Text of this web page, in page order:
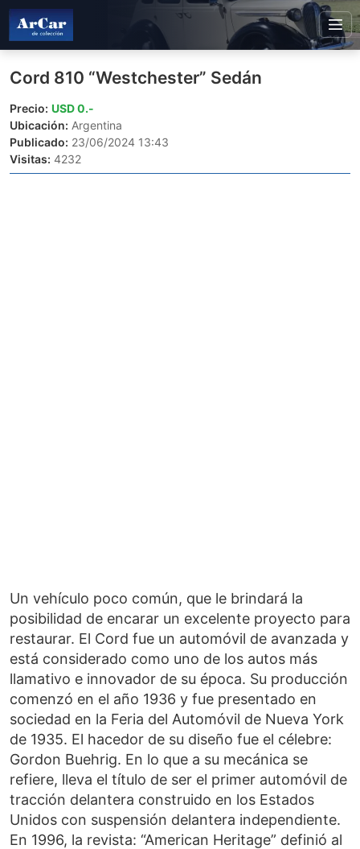
Cord 810 “Westchester” Sedán
Precio: USD 0.-
Ubicación: Argentina
Publicado: 23/06/2024 13:43
Visitas: 4232
Un vehículo poco común, que le brindará la
posibilidad de encarar un excelente proyecto para
restaurar. El Cord fue un automóvil de avanzada y
está considerado como uno de los autos más
llamativo e innovador de su época. Su producción
comenzó en el año 1936 y fue presentado en
sociedad en la Feria del Automóvil de Nueva York
de 1935. El hacedor de su diseño fue el célebre:
Gordon Buehrig. En lo que a su mecánica se
refiere, lleva el título de ser el primer automóvil de
tracción delantera construido en los Estados
Unidos con suspensión delantera independiente.
En 1996, la revista: “American Heritage” definió al